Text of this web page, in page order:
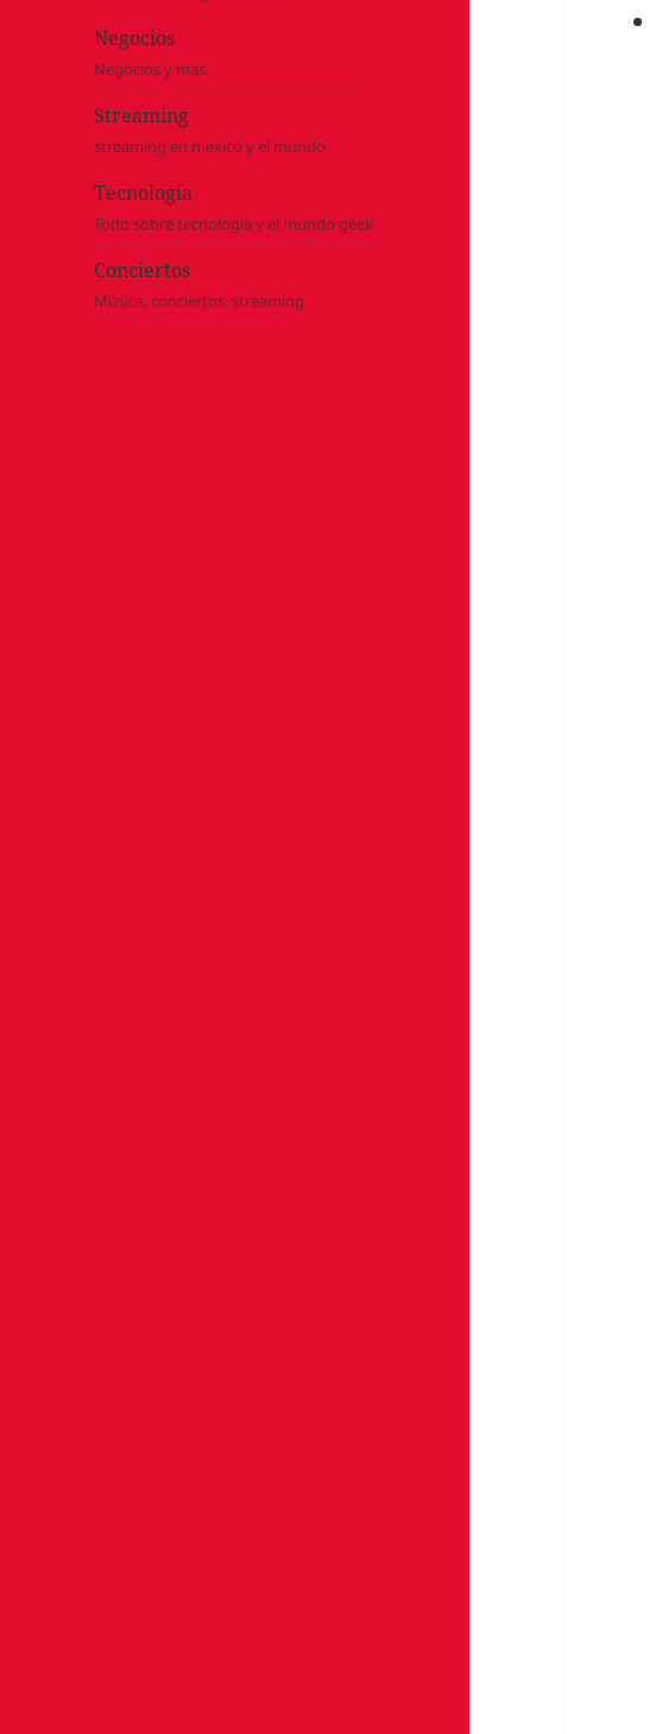
Negocios
Negocios y mas
Streaming
streaming en mexico y el mundo
Tecnología
Todo sobre tecnología y el mundo geek
Conciertos
Música, conciertos, streaming